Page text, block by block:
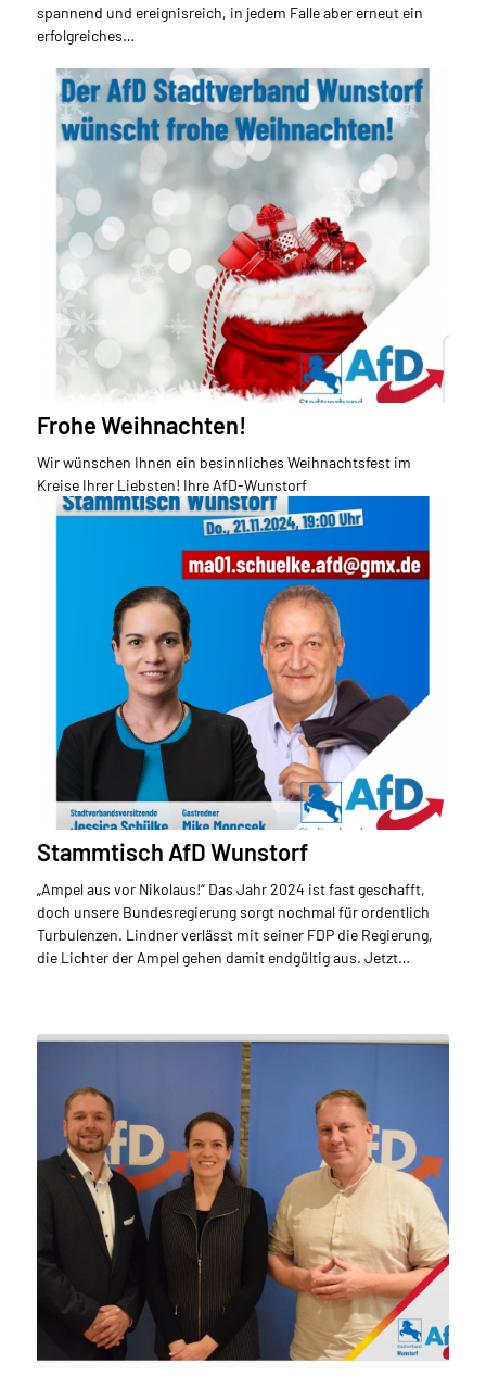
spannend und ereignisreich, in jedem Falle aber erneut ein
erfolgreiches…
Frohe Weihnachten!
Wir wünschen Ihnen ein besinnliches Weihnachtsfest im
Kreise Ihrer Liebsten! Ihre AfD-Wunstorf
Stammtisch AfD Wunstorf
„Ampel aus vor Nikolaus!“ Das Jahr 2024 ist fast geschafft,
doch unsere Bundesregierung sorgt nochmal für ordentlich
Turbulenzen. Lindner verlässt mit seiner FDP die Regierung,
die Lichter der Ampel gehen damit endgültig aus. Jetzt…